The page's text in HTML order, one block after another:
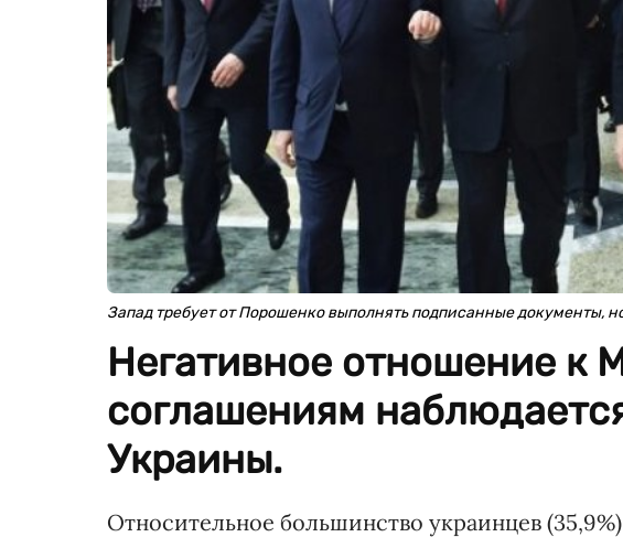
Запад требует от Порошенко выполнять подписанные документы,
Негативное отношение к
соглашениям
Украины.
Относительное большинство украинцев